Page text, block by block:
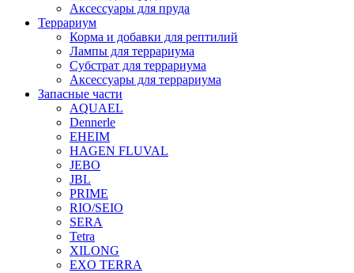
Аксессуары для пруда
Террариум
Корма и добавки для рептилий
Лампы для террариума
Субстрат для террариума
Аксессуары для террариума
Запасные части
AQUAEL
Dennerle
EHEIM
HAGEN FLUVAL
JEBO
JBL
PRIME
RIO/SEIO
SERA
Tetra
XILONG
EXO TERRA